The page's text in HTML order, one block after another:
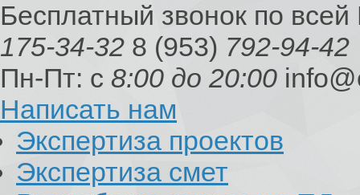
Бесплатный звонок по
175-34-32 8 (953) 792-94-42
Пн-Пт: с 8:00 до 20:00
Написать нам
Экспертиза проектов
Экспертиза смет